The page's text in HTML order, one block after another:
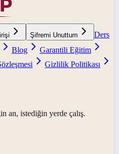
Şifremi Unuttum
Ders
Blog
Garantili Eğitim
Gizlilik Politikası
an, istediğin yerde çalış.